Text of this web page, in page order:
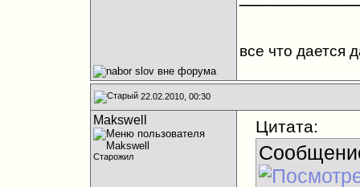
все что дается
22.02.2010, 00:30
Makswell
Старожил
Цитата: